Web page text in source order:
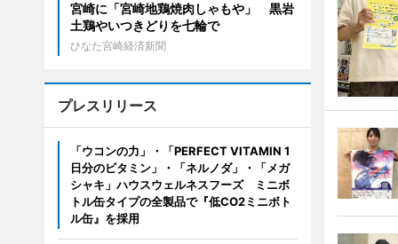
宮崎に「宮崎地鶏焼肉しゃもや」 黒岩
土鶏やいつきどりを七輪で
ひなた宮崎経済新聞
プレスリリース
「ウコンの力」・「PERFECT VITAMIN 1
日分のビタミン」・「ネルノダ」・「メガ
シャキ」ハウスウェルネスフーズ ミニボ
トル缶タイプの全製品で『低CO2ミニボト
ル缶』を採用